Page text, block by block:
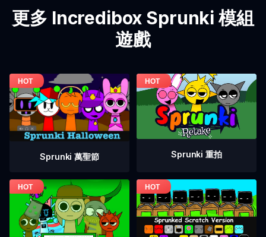
更多 Incredibox Sprunki 模組
遊戲
Sprunki 萬聖節 Sprunki 重拍